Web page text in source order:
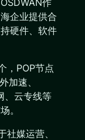
企业提供合
硬件、软件
，POP节点
加速、
、云专线等
。
媒运营、